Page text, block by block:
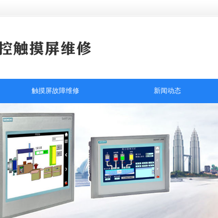
触摸屏故障维修 新闻动态